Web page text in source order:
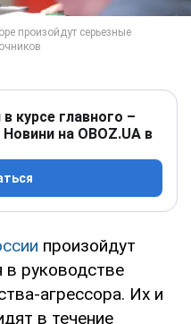
курсе главного –
на OBOZ.UA в
произойдут
в руководстве
агрессора. Их и
в течение